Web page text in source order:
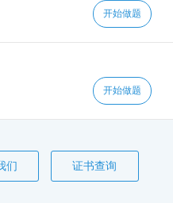
开始做题
开始做题
们 证书查询